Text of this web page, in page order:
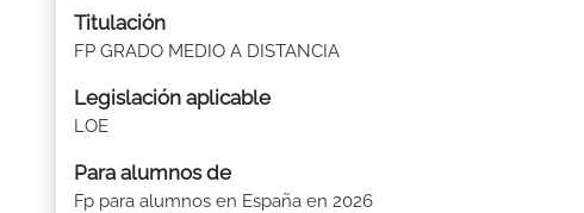
Titulación
FP GRADO MEDIO A DISTANCIA
Legislación aplicable
LOE
Para alumnos de
Fp para alumnos en España en 2026